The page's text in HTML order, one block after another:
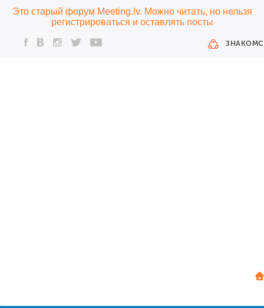
Это старый форум Meeting.lv. Можно читать, но нельзя
регистрироваться и оставлять посты